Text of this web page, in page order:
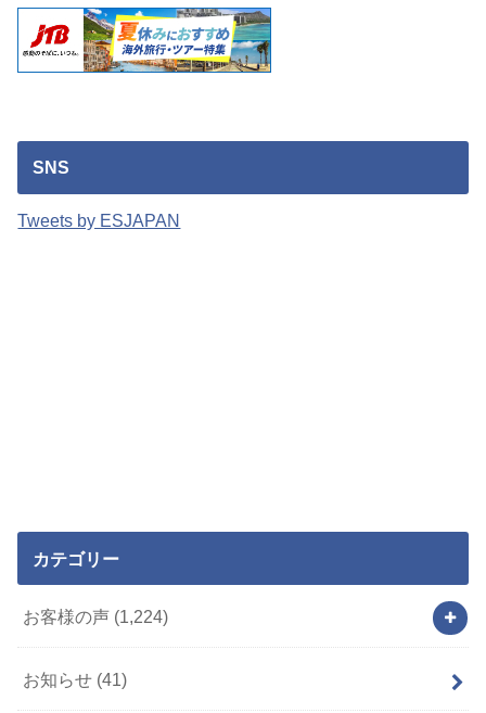
SNS
Tweets by ESJAPAN
カテゴリー
お客様の声 (1,224)
お知らせ (41)